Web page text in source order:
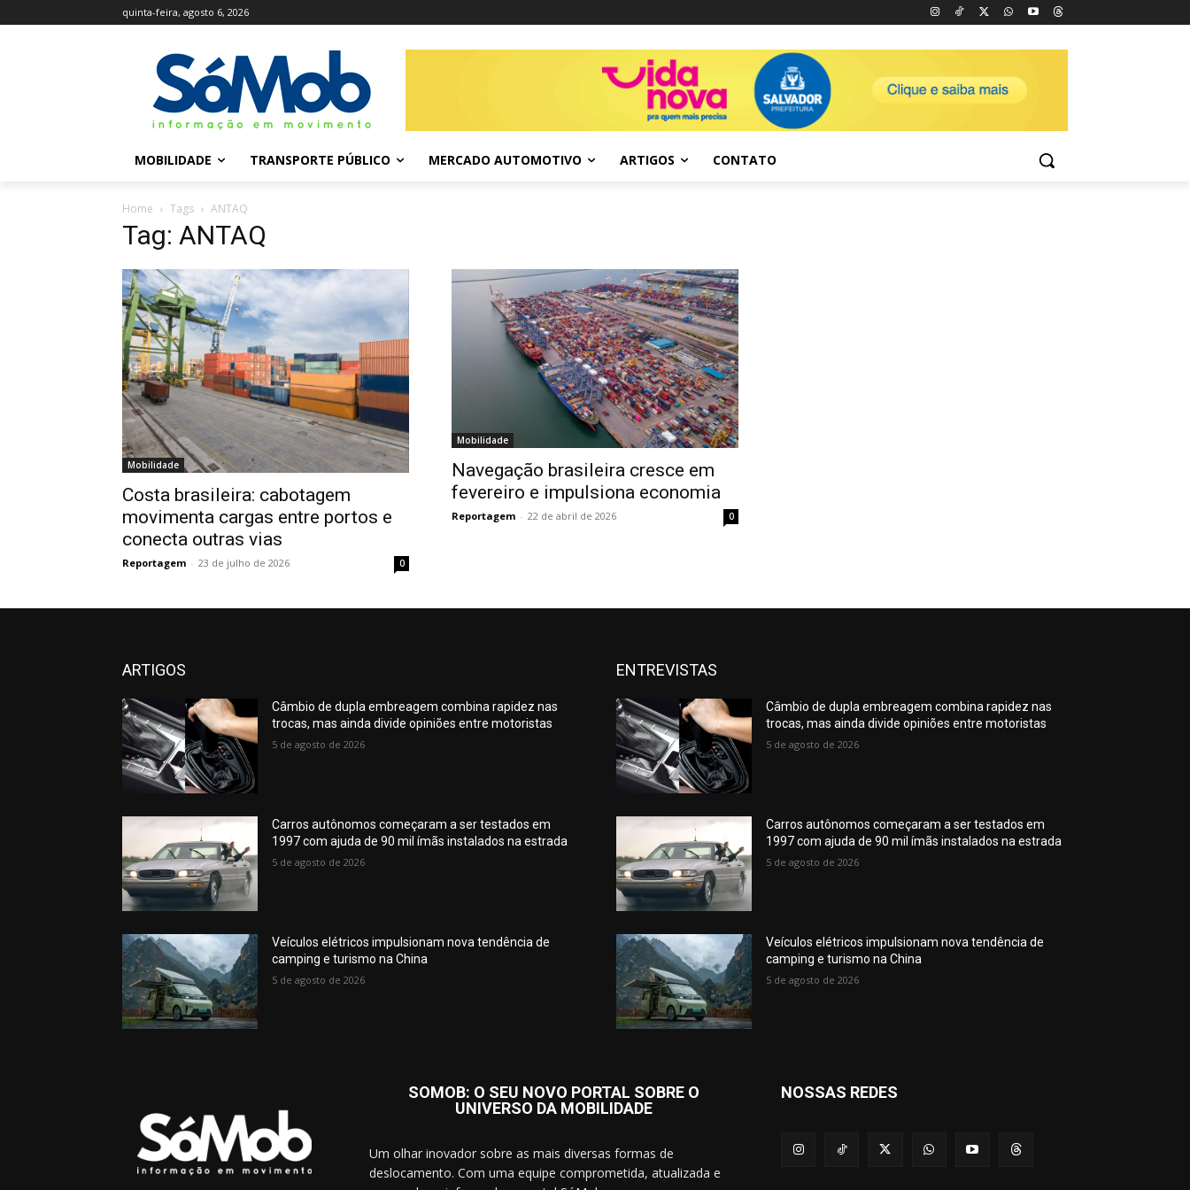
quinta-feira, agosto 6, 2026
MOBILIDADE TRANSPORTE PÚBLICO MERCADO AUTOMOTIVO ARTIGOS CONTATO
Home Tags ANTAQ
Tag: ANTAQ
Mobilidade
Costa brasileira: cabotagem
movimenta cargas entre portos e
conecta outras vias
Reportagem - 23 de julho de 2026 0
Mobilidade
Navegação brasileira cresce em
fevereiro e impulsiona economia
Reportagem - 22 de abril de 2026 0
ARTIGOS
Câmbio de dupla embreagem combina rapidez nas
trocas, mas ainda divide opiniões entre motoristas
5 de agosto de 2026
Carros autônomos começaram a ser testados em
1997 com ajuda de 90 mil ímãs instalados na estrada
5 de agosto de 2026
Veículos elétricos impulsionam nova tendência de
camping e turismo na China
5 de agosto de 2026
ENTREVISTAS
Câmbio de dupla embreagem combina rapidez nas
trocas, mas ainda divide opiniões entre motoristas
5 de agosto de 2026
Carros autônomos começaram a ser testados em
1997 com ajuda de 90 mil ímãs instalados na estrada
5 de agosto de 2026
Veículos elétricos impulsionam nova tendência de
camping e turismo na China
5 de agosto de 2026
SOMOB: O SEU NOVO PORTAL SOBRE O
UNIVERSO DA MOBILIDADE
Um olhar inovador sobre as mais diversas formas de
deslocamento. Com uma equipe comprometida, atualizada e
NOSSAS REDES